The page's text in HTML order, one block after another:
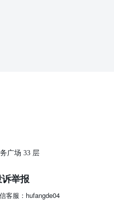
广场 33 层
举报
客服：hufangde04